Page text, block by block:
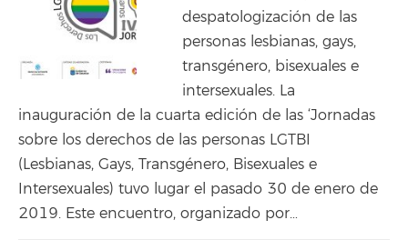
despatologización de las
personas lesbianas, gays,
transgénero, bisexuales e
intersexuales. La
inauguración de la cuarta edición de las ‘Jornadas
sobre los derechos de las personas LGTBI
(Lesbianas, Gays, Transgénero, Bisexuales e
Intersexuales) tuvo lugar el pasado 30 de enero de
2019. Este encuentro, organizado por…